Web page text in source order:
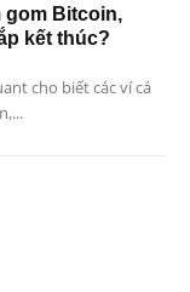
gom Bitcoin,
kết thúc?
cho biết các ví cá